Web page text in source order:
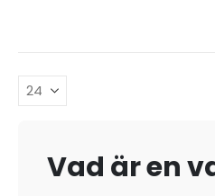
Vad är en